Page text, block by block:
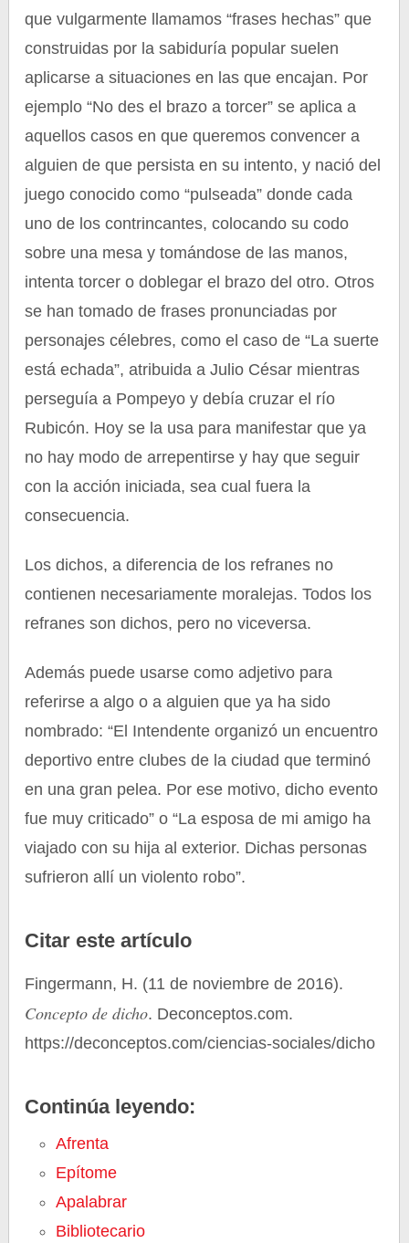
que vulgarmente llamamos “frases hechas” que
construidas por la sabiduría popular suelen
aplicarse a situaciones en las que encajan. Por
ejemplo “No des el brazo a torcer” se aplica a
aquellos casos en que queremos convencer a
alguien de que persista en su intento, y nació del
juego conocido como “pulseada” donde cada
uno de los contrincantes, colocando su codo
sobre una mesa y tomándose de las manos,
intenta torcer o doblegar el brazo del otro. Otros
se han tomado de frases pronunciadas por
personajes célebres, como el caso de “La suerte
está echada”, atribuida a Julio César mientras
perseguía a Pompeyo y debía cruzar el río
Rubicón. Hoy se la usa para manifestar que ya
no hay modo de arrepentirse y hay que seguir
con la acción iniciada, sea cual fuera la
consecuencia.
Los dichos, a diferencia de los refranes no
contienen necesariamente moralejas. Todos los
refranes son dichos, pero no viceversa.
Además puede usarse como adjetivo para
referirse a algo o a alguien que ya ha sido
nombrado: “El Intendente organizó un encuentro
deportivo entre clubes de la ciudad que terminó
en una gran pelea. Por ese motivo, dicho evento
fue muy criticado” o “La esposa de mi amigo ha
viajado con su hija al exterior. Dichas personas
sufrieron allí un violento robo”.
Citar este artículo
Fingermann, H. (11 de noviembre de 2016).
Concepto de dicho. Deconceptos.com.
https://deconceptos.com/ciencias-sociales/dicho
Continúa leyendo:
Afrenta
Epítome
Apalabrar
Bibliotecario